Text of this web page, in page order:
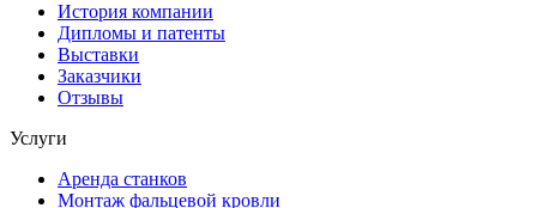
История компании
Дипломы и патенты
Выставки
Заказчики
Отзывы
Услуги
Аренда станков
Монтаж фальцевой кровли